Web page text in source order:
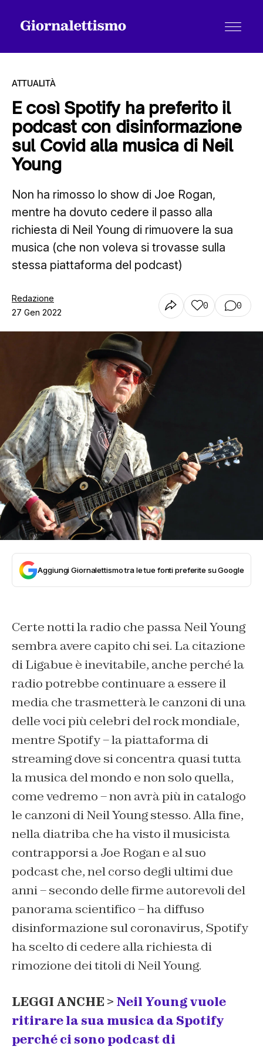
Tutti gli articoli
Chi siamo
Contatti
ATTUALITÀ
E così Spotify ha preferito il
podcast con disinformazione
sul Covid alla musica di Neil
Young
Non ha rimosso lo show di Joe Rogan,
mentre ha dovuto cedere il passo alla
richiesta di Neil Young di rimuovere la sua
musica (che non voleva si trovasse sulla
stessa piattaforma del podcast)
Redazione
27 Gen 2022
0 0
Aggiungi Giornalettismo tra le tue fonti preferite su Google
Certe notti la radio che passa Neil Young
sembra avere capito chi sei. La citazione
di Ligabue è inevitabile, anche perché la
radio potrebbe continuare a essere il
media che trasmetterà le canzoni di una
delle voci più celebri del rock mondiale,
mentre Spotify – la piattaforma di
streaming dove si concentra quasi tutta
la musica del mondo e non solo quella,
come vedremo – non avrà più in catalogo
le canzoni di Neil Young stesso. Alla fine,
nella diatriba che ha visto il musicista
contrapporsi a Joe Rogan e al suo
podcast che, nel corso degli ultimi due
anni – secondo delle firme autorevoli del
panorama scientifico – ha diffuso
disinformazione sul coronavirus, Spotify
ha scelto di cedere alla richiesta di
rimozione dei titoli di Neil Young.
LEGGI ANCHE > Neil Young vuole
ritirare la sua musica da Spotify
perché ci sono podcast di